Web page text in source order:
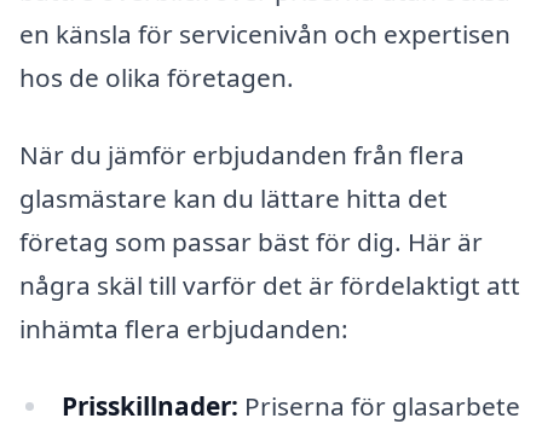
en känsla för servicenivån och expertisen
hos de olika företagen.
När du jämför erbjudanden från flera
glasmästare kan du lättare hitta det
företag som passar bäst för dig. Här är
några skäl till varför det är fördelaktigt att
inhämta flera erbjudanden:
Prisskillnader: Priserna för glasarbete